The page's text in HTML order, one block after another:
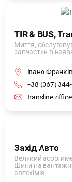
TIR & BUS,
Миття,
запчастин в
Івано-
+38 (067)
Захід Авто
Великий
Шини на вантажні
автохімія.